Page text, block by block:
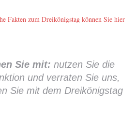
Fakten zum Dreikönigstag können Sie hier
Sie mit: nutzen Sie die
und verraten Sie uns,
Sie mit dem Dreikönigstag